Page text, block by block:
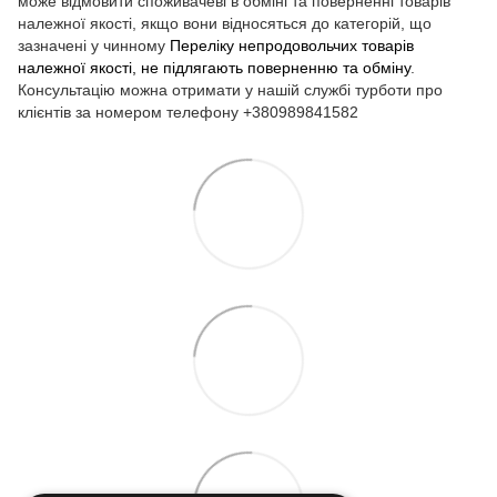
належної якості, якщо вони відносяться до категорій, що
зазначені у чинному Переліку непродовольчих товарів
належної якості, не підлягають поверненню та обміну.
Консультацію можна отримати у нашій службі турботи про
клієнтів за номером телефону +380989841582